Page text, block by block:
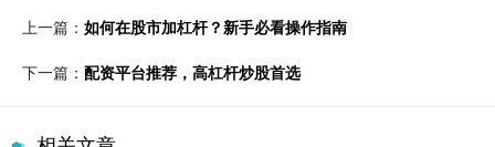
上一篇： 如何在股市加杠杆？新手必看操作指南
下一篇： 配资平台推荐，高杠杆炒股首选